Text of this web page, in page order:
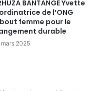
BANTANGE Yvette
de l’ONG
femme pour le
durable
mars 2025